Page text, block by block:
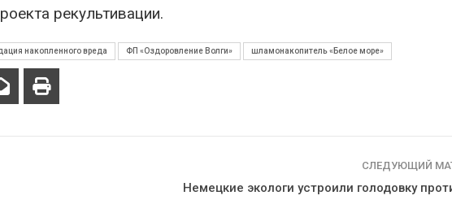
рекультивации.
накопленного вреда ФП «Оздоровление Волги» шламонакопитель «Белое море»
СЛЕДУЮЩИЙ
Немецкие экологи устроили голодовку
Детского
экологического форума
Авг 4, 2026
юге Индии привели к
гибели 14 человек
Стартовал
на
перевод